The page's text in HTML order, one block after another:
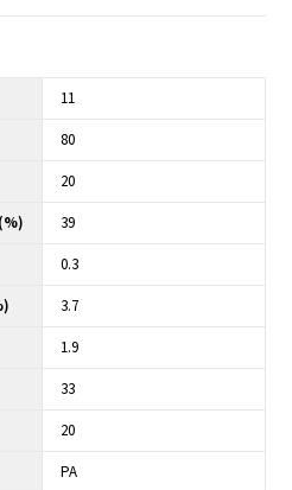
11
80
20
39
0.3
3.7
1.9
33
20
PA